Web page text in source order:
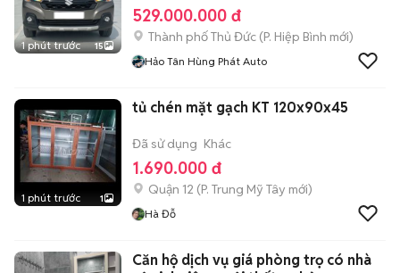
1 phút trước 15
529.000.000 đ
Thành phố Thủ Đức (P. Hiệp Bình mới)
Hảo Tân Hùng Phát Auto
1 phút trước 1
tủ chén mặt gạch KT 120x90x45
Đã sử dụng Khác
1.690.000 đ
Quận 12 (P. Trung Mỹ Tây mới)
Hà Đỗ
Căn hộ dịch vụ giá phòng trọ có nhà